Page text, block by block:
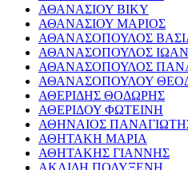
ΑΘΑΝΑΣΙΟΥ ΒΙΚΥ
ΑΘΑΝΑΣΙΟΥ ΜΑΡΙΟΣ
ΑΘΑΝΑΣΟΠΟΥΛΟΣ
ΑΘΑΝΑΣΟΠΟΥΛΟΣ
ΑΘΑΝΑΣΟΠΟΥΛΟΣ
ΑΘΑΝΑΣΟΠΟΥΛΟΥ
ΑΘΕΡΙΔΗΣ ΘΟΔΩΡΗΣ
ΑΘΕΡΙΔΟΥ ΦΩΤΕΙΝΗ
ΑΘΗΝΑΙΟΣ
ΑΘΗΤΑΚΗ ΜΑΡΙΑ
ΑΘΗΤΑΚΗΣ ΓΙΑΝΝΗΣ